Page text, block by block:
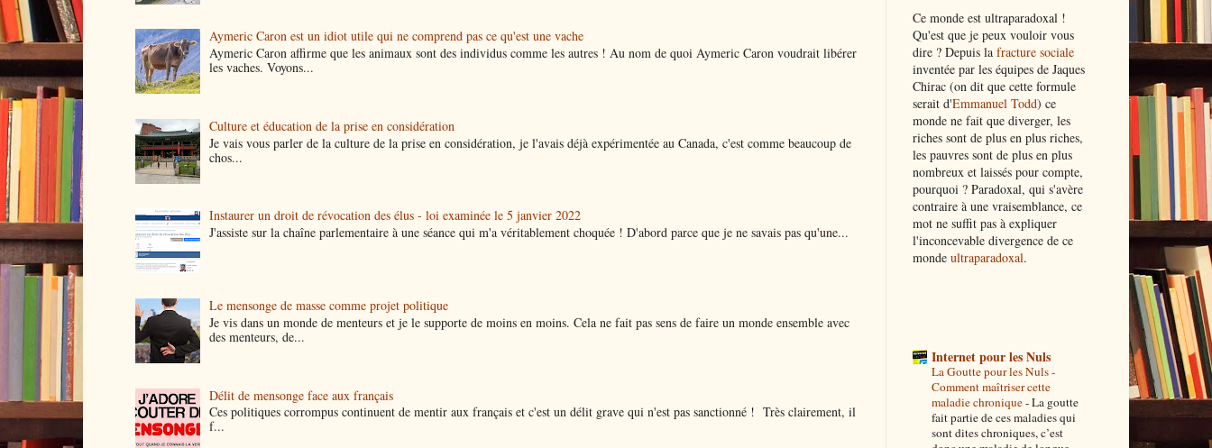
Aymeric Caron est un idiot utile qui ne comprend pas ce qu'est une vache
Aymeric Caron affirme que les animaux sont des individus comme les autres ! Au nom de quoi Aymeric Caron voudrait libérer
les vaches. Voyons...
Culture et éducation de la prise en considération
Je vais vous parler de la culture de la prise en considération, je l'avais déjà expérimentée au Canada, c'est comme beaucoup de
chos...
Instaurer un droit de révocation des élus - loi examinée le 5 janvier 2022
J'assiste sur la chaîne parlementaire à une séance qui m'a véritablement choquée ! D'abord parce que je ne savais pas qu'une...
Le mensonge de masse comme projet politique
Je vis dans un monde de menteurs et je le supporte de moins en moins. Cela ne fait pas sens de faire un monde ensemble avec
des menteurs, de...
Délit de mensonge face aux français
Ces politiques corrompus continuent de mentir aux français et c'est un délit grave qui n'est pas sanctionné ! Très clairement, il
f...
Ce monde est ultraparadoxal !
Qu'est que je peux vouloir vous
dire ? Depuis la fracture sociale
inventée par les équipes de Jaques
Chirac (on dit que cette formule
serait d'Emmanuel Todd) ce
monde ne fait que diverger, les
riches sont de plus en plus riches,
les pauvres sont de plus en plus
nombreux et laissés pour compte,
pourquoi ? Paradoxal, qui s'avère
contraire à une vraisemblance, ce
mot ne suffit pas à expliquer
l'inconcevable divergence de ce
monde ultraparadoxal.
Internet pour les Nuls
La Goutte pour les Nuls -
Comment maîtriser cette
maladie chronique-La goutte
fait partie de ces maladies qui
sont dites chroniques, c’est